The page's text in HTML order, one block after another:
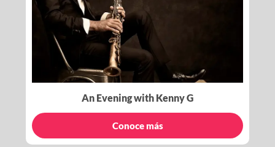
An Evening with Kenny G
Conoce más